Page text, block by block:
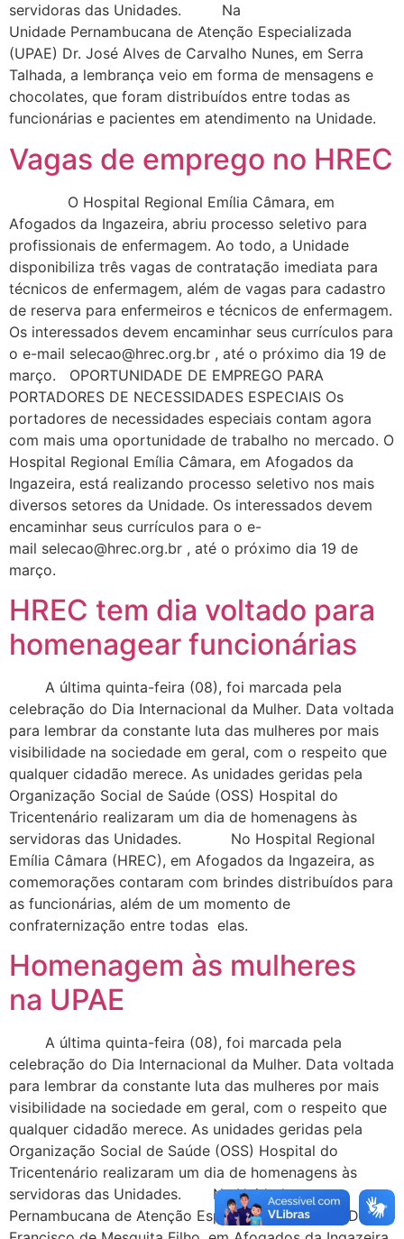
servidoras das Unidades. Na
Unidade Pernambucana de Atenção Especializada
(UPAE) Dr. José Alves de Carvalho Nunes, em Serra
Talhada, a lembrança veio em forma de mensagens e
chocolates, que foram distribuídos entre todas as
funcionárias e pacientes em atendimento na Unidade.
Vagas de emprego no HREC
O Hospital Regional Emília Câmara, em
Afogados da Ingazeira, abriu processo seletivo para
profissionais de enfermagem. Ao todo, a Unidade
disponibiliza três vagas de contratação imediata para
técnicos de enfermagem, além de vagas para cadastro
de reserva para enfermeiros e técnicos de enfermagem.
Os interessados devem encaminhar seus currículos para
o e-mail selecao@hrec.org.br , até o próximo dia 19 de
março. OPORTUNIDADE DE EMPREGO PARA
PORTADORES DE NECESSIDADES ESPECIAIS Os
portadores de necessidades especiais contam agora
com mais uma oportunidade de trabalho no mercado. O
Hospital Regional Emília Câmara, em Afogados da
Ingazeira, está realizando processo seletivo nos mais
diversos setores da Unidade. Os interessados devem
encaminhar seus currículos para o e-
mail selecao@hrec.org.br , até o próximo dia 19 de
março.
HREC tem dia voltado para
homenagear funcionárias
A última quinta-feira (08), foi marcada pela
celebração do Dia Internacional da Mulher. Data voltada
para lembrar da constante luta das mulheres por mais
visibilidade na sociedade em geral, com o respeito que
qualquer cidadão merece. As unidades geridas pela
Organização Social de Saúde (OSS) Hospital do
Tricentenário realizaram um dia de homenagens às
servidoras das Unidades. No Hospital Regional
Emília Câmara (HREC), em Afogados da Ingazeira, as
comemorações contaram com brindes distribuídos para
as funcionárias, além de um momento de
confraternização entre todas elas.
Homenagem às mulheres
na UPAE
A última quinta-feira (08), foi marcada pela
celebração do Dia Internacional da Mulher. Data voltada
para lembrar da constante luta das mulheres por mais
visibilidade na sociedade em geral, com o respeito que
qualquer cidadão merece. As unidades geridas pela
Organização Social de Saúde (OSS) Hospital do
Tricentenário realizaram um dia de homenagens às
servidoras das Unidades. Na Unidade
Pernambucana de Atenção Especializada (UPAE) Dom